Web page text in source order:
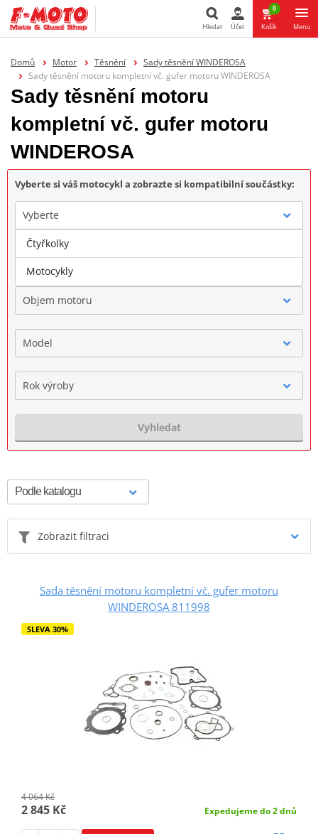
Hledat Účet
0
Košík Menu
Domů Motor Těsnění
Sady těsnění WINDEROSA
Sady těsnění motoru kompletní vč. gufer motoru WINDEROSA
Sady těsnění motoru
kompletní vč. gufer motoru
WINDEROSA
Vyberte si váš motocykl a zobrazte si kompatibilní součástky:
Vyberte
Značka
Objem motoru
Model
Rok výroby
Vyhledat
Zobrazit filtraci
Sada těsnění motoru kompletní vč. gufer motoru
WINDEROSA 811998
SLEVA 30%
4 064 Kč
2 845 Kč Expedujeme do 2 dnů
Čtyřkolky
Motocykly